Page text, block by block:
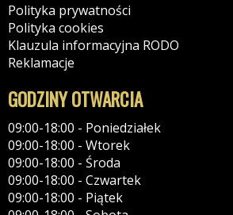
Polityka prywatności
Polityka cookies
Klauzula informacyjna RODO
Reklamacje
GODZINY OTWARCIA
09:00-18:00 - Poniedziałek
09:00-18:00 - Wtorek
09:00-18:00 - Środa
09:00-18:00 - Czwartek
09:00-18:00 - Piątek